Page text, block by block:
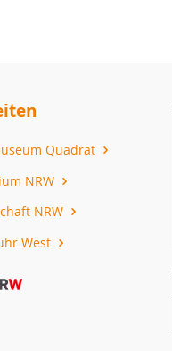
Quadrat
NRW
NRW
West